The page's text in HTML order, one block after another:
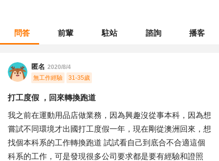
問答 前輩 駐站 諮詢 播客
匿名 2020/8/4
無工作經驗
31-35歲
打工度假 ，回來轉換跑道
我之前在運動用品店做業務，因為興趣沒從事本科，因為想
嘗試不同環境才出國打工度假一年，現在剛從澳洲回來，想
找個本科系的工作轉換跑道 試試看自己到底合不合適這個
科系的工作，可是發現很多公司要求都是要有經驗和證照